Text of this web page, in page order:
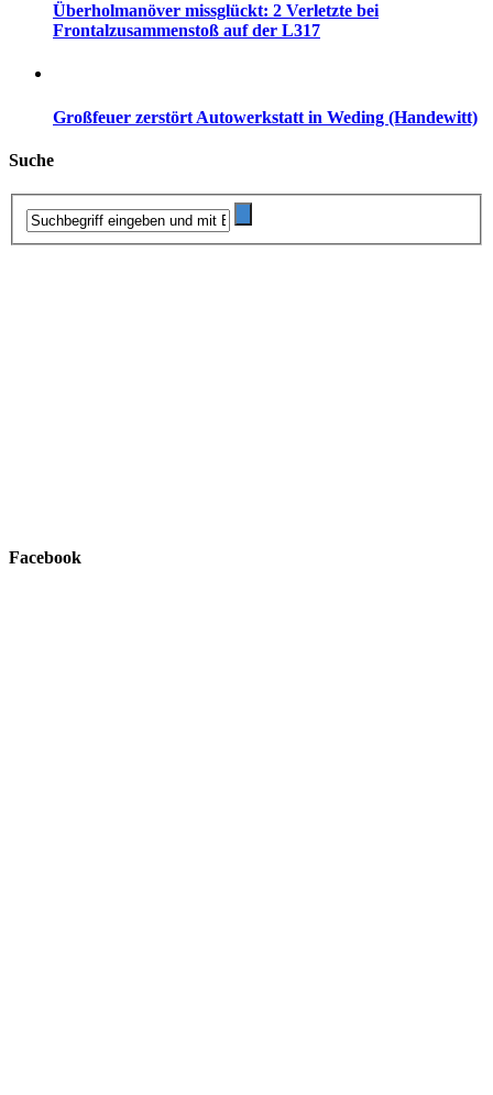
Überholmanöver missglückt: 2 Verletzte bei
Frontalzusammenstoß auf der L317
Großfeuer zerstört Autowerkstatt in Weding (Handewitt)
Suche
Facebook